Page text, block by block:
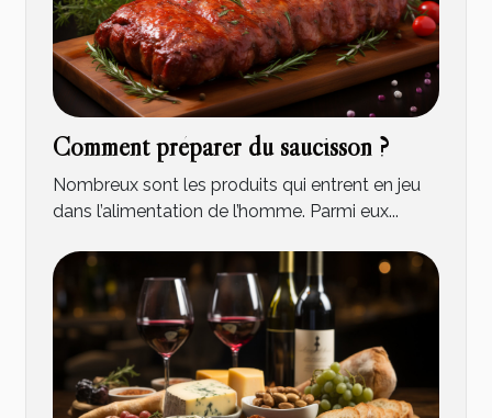
Comment préparer du saucisson ?
Nombreux sont les produits qui entrent en jeu
dans l’alimentation de l’homme. Parmi eux...